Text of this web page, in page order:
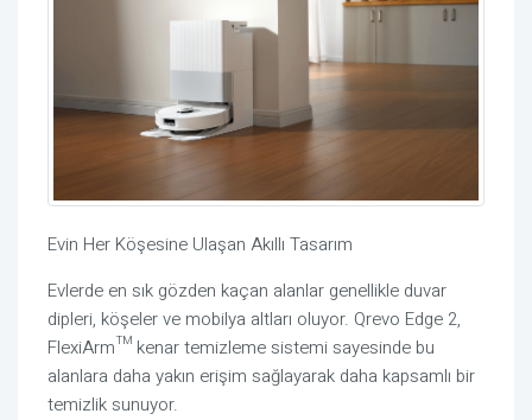
Evin Her Köşesine Ulaşan Akıllı Tasarım
Evlerde en sık gözden kaçan alanlar genellikle duvar
dipleri, köşeler ve mobilya altları oluyor. Qrevo Edge 2,
FlexiArm™ kenar temizleme sistemi sayesinde bu
alanlara daha yakın erişim sağlayarak daha kapsamlı bir
temizlik sunuyor.